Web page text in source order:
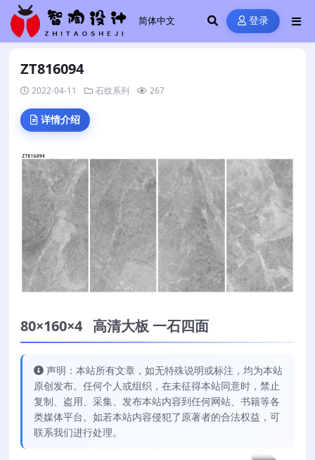
登录
ZT816094
2022-04-11 石纹系列 267
详情介绍
80×160×4 高清大板 一石四面
声明：本站所有文章，如无特殊说明或标注，均为本站
原创发布。任何个人或组织，在未征得本站同意时，禁止
复制、盗用、采集、发布本站内容到任何网站、书籍等各
类媒体平台。如若本站内容侵犯了原著者的合法权益，可
联系我们进行处理。